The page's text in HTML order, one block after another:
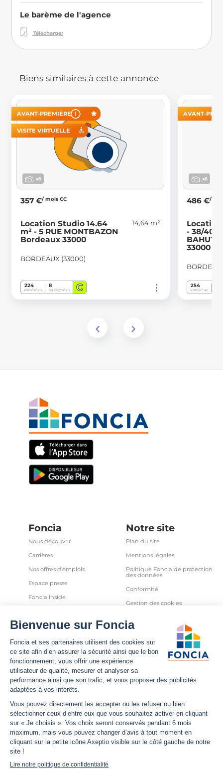
Le barème de l'agence
Télécharger
Biens similaires à cette annonce
AVANT-PREMIÈRE
VISITE VIRTUELLE
x6
357 €/ mois CC
Location Studio 14.64
m² - 5 RUE MONTBAZON
Bordeaux 33000
14,64 m²
BORDEAUX (33000)
224
kWh/m².an
8
Kg CO2/m².an C
AVANT-
x6
486 €/
Location
- 38/40
33000
254
kWh/m².an
Foncia
Nous découvrir
Carrières
Nos offres d'emplois
Espace presse
Foncia inside
Partenaires
Notre site
Plan du site
Mentions légales
Politique Foncia de protection
des données
Conformité
Gestion des cookies
et autres traceurs
Sécurité informatique
Déclaration d'accessibilité
Infos utiles
Nous contacter
Trouver une agence
Estimation bien immobilier
Estimation loyer
Actualités
Nous suivre
Facebook
X
LinkedIn
YouTube
Instagram